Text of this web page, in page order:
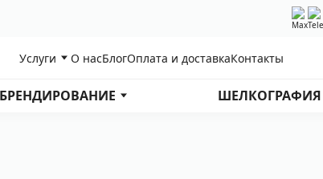
Услуги О насБлогОплата и доставкаКонтакты
БРЕНДИРОВАНИЕ ШЕЛКОГРАФИЯ